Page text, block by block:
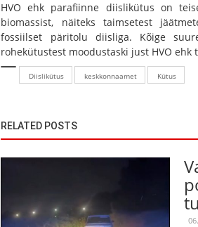
HVO ehk parafiinne diislikütus on
biomassist, näiteks taimsetest
fossiilset päritolu diisliga. Kõige
rohekütustest moodustaski just HVO ehk
Diislikütus keskkonnaamet Kütus
RELATED POSTS